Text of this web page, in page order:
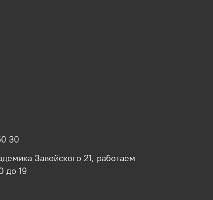
30
Завойского 21, работаем
до 19